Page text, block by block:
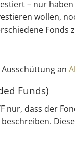
– nur
wollen,
Fonds
Ausschüttung an
Funds)
nur, dass der